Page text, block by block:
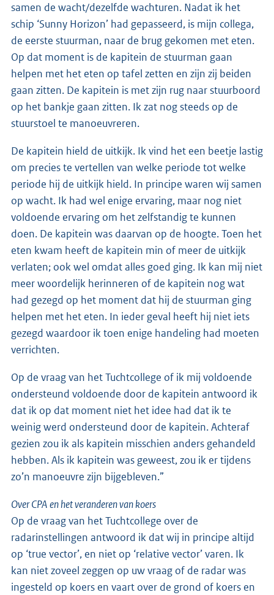
samen de wacht/dezelfde wachturen. Nadat ik het
schip ‘Sunny Horizon’ had gepasseerd, is mijn collega,
de eerste stuurman, naar de brug gekomen met eten.
Op dat moment is de kapitein de stuurman gaan
helpen met het eten op tafel zetten en zijn zij beiden
gaan zitten. De kapitein is met zijn rug naar stuurboord
op het bankje gaan zitten. Ik zat nog steeds op de
stuurstoel te manoeuvreren.
De kapitein hield de uitkijk. Ik vind het een beetje lastig
om precies te vertellen van welke periode tot welke
periode hij de uitkijk hield. In principe waren wij samen
op wacht. Ik had wel enige ervaring, maar nog niet
voldoende ervaring om het zelfstandig te kunnen
doen. De kapitein was daarvan op de hoogte. Toen het
eten kwam heeft de kapitein min of meer de uitkijk
verlaten; ook wel omdat alles goed ging. Ik kan mij niet
meer woordelijk herinneren of de kapitein nog wat
had gezegd op het moment dat hij de stuurman ging
helpen met het eten. In ieder geval heeft hij niet iets
gezegd waardoor ik toen enige handeling had moeten
verrichten.
Op de vraag van het Tuchtcollege of ik mij voldoende
ondersteund voldoende door de kapitein antwoord ik
dat ik op dat moment niet het idee had dat ik te
weinig werd ondersteund door de kapitein. Achteraf
gezien zou ik als kapitein misschien anders gehandeld
hebben. Als ik kapitein was geweest, zou ik er tijdens
zo’n manoeuvre zijn bijgebleven.”
Over CPA en het veranderen van koers
Op de vraag van het Tuchtcollege over de
radarinstellingen antwoord ik dat wij in principe altijd
op ‘true vector’, en niet op ‘relative vector’ varen. Ik
kan niet zoveel zeggen op uw vraag of de radar was
ingesteld op koers en vaart over de grond of koers en